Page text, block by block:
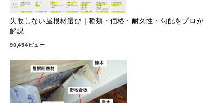
失敗しない屋根材選び｜種類・価格・耐久性・勾配をプロが
解説
90,454ビュー